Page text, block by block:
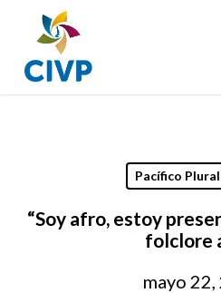
main
content
Pacífico
“Soy afro, estoy
folclore
mayo